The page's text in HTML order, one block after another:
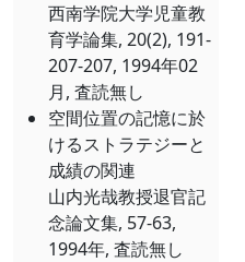
西南学院大学児童教
育学論集, 20(2), 191-
207-207, 1994年02
月, 査読無し
空間位置の記憶に於
けるストラテジーと
成績の関連
山内光哉教授退官記
念論文集, 57-63,
1994年, 査読無し